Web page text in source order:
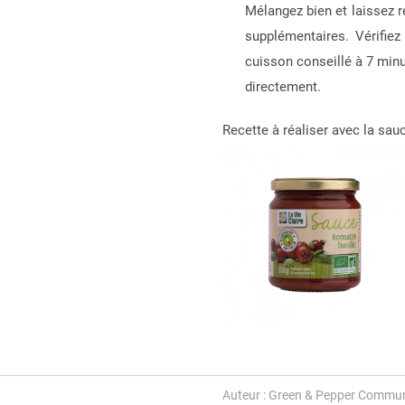
Mélangez bien et laissez
supplémentaires.
cuisson conseillé à 7
directement.
Recette à réaliser avec la
Auteur : Green & Pepper